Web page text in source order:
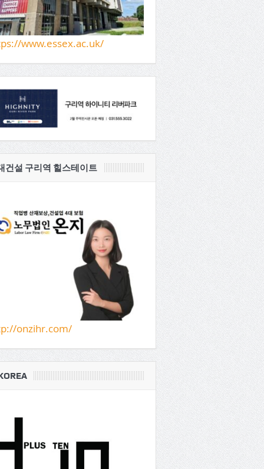
www.essex.ac.uk/
건설 구리역 힐스테이트
onzihr.com/